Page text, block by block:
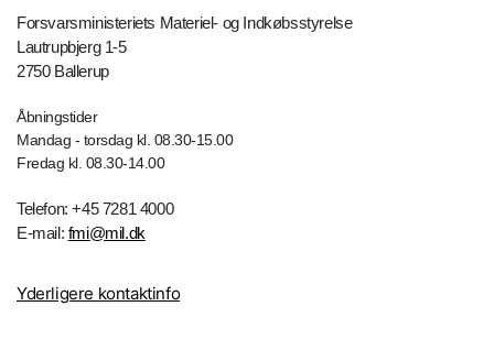
Forsvarsministeriets Materiel- og Indkøbsstyrelse
Lautrupbjerg 1-5
2750 Ballerup
Åbningstider
Mandag - torsdag kl. 08.30-15.00
Fredag kl. 08.30-14.00
Telefon: +45 7281 4000
E-mail: fmi@mil.dk
Yderligere kontaktinfo